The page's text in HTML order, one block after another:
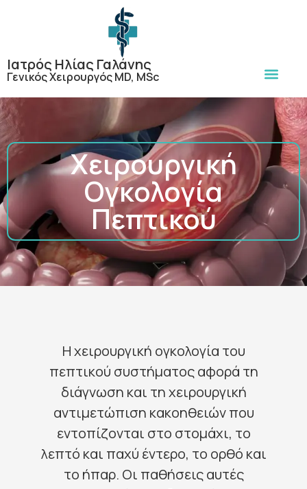
Ιατρός Ηλίας Γαλάνης
Γενικός Χειρουργός MD, MSc
Χειρουργική
Ογκολογία
Πεπτικού
Η χειρουργική ογκολογία του
πεπτικού συστήματος αφορά τη
διάγνωση και τη χειρουργική
αντιμετώπιση κακοηθειών που
εντοπίζονται στο στομάχι, το
λεπτό και παχύ έντερο, το ορθό και
το ήπαρ. Οι παθήσεις αυτές